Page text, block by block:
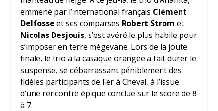
emmené par l’international français Clément
Delfosse et ses comparses Robert Strom et
Nicolas Desjouis, s’est avéré le plus habile pour
s’imposer en terre mégevane. Lors de la joute
finale, le trio à la casaque orangée a fait durer le
suspense, se débarrassant péniblement des
fidèles participants de Fer à Cheval, à l’issue
d’une rencontre épique conclue sur le score de 8
à 7.